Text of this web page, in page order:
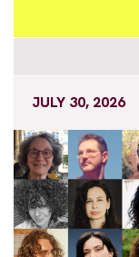
JULY 30, 2026